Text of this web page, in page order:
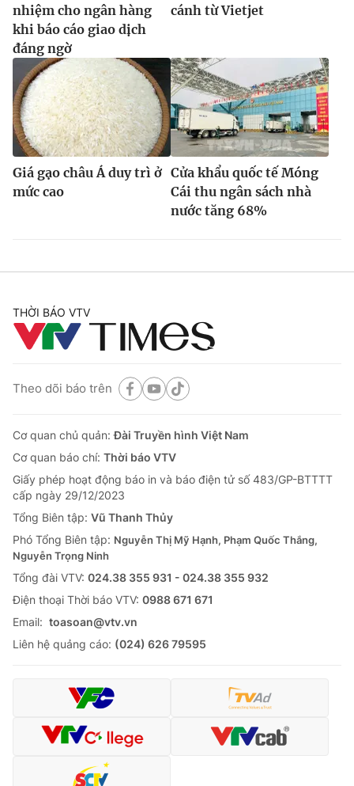
nhiệm cho ngân hàng
khi báo cáo giao dịch
đáng ngờ
cánh từ Vietjet
Giá gạo châu Á duy trì ở
mức cao
Cửa khẩu quốc tế Móng
Cái thu ngân sách nhà
nước tăng 68%
THỜI BÁO VTV
Theo dõi báo trên
Cơ quan chủ quản:Đài Truyền hình Việt Nam
Cơ quan báo chí: Thời báo VTV
Giấy phép hoạt động báo in và báo điện tử số 483/GP-BTTTT
cấp ngày 29/12/2023
Tổng Biên tập: Vũ Thanh Thủy
Phó Tổng Biên tập: Nguyễn Thị Mỹ Hạnh, Phạm Quốc Thắng,
Nguyễn Trọng Ninh
Tổng đài VTV: 024.38 355 931 - 024.38 355 932
Ðiện thoại Thời báo VTV: 0988 671 671
Email: toasoan@vtv.vn
Liên hệ quảng cáo: (024) 626 79595